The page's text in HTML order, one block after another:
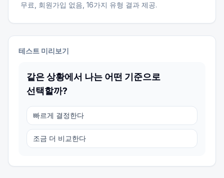
무료, 회원가입 없음, 16가지 유형 결과 제공.
테스트 미리보기
같은 상황에서 나는 어떤 기준으로
선택할까?
빠르게 결정한다
조금 더 비교한다